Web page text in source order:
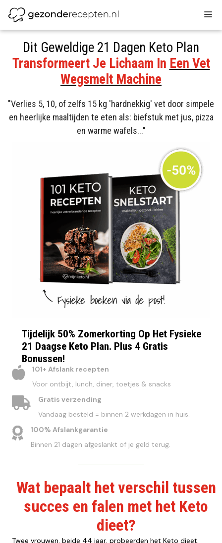
naar
de
Dit Geweldige 21 Dagen Keto Plan
Transformeert Je Lichaam In Een Vet
Wegsmelt Machine
"Verlies 5, 10, of zelfs 15 kg 'hardnekkig' vet door simpele
en heerlijke maaltijden te eten als: biefstuk met jus, pizza
en warme wafels..."
Tijdelijk 50% Zomerkorting Op Het Fysieke
21 Daagse Keto Plan. Plus 4 Gratis
Bonussen!
101+ Afslank recepten
Voor ontbijt, lunch, diner, toetjes & snacks
Gratis verzending
Vandaag besteld = binnen 2 werkdagen in huis.
100% Afslankgarantie
Binnen 21 dagen afgeslankt of je geld terug.
Wat bepaalt het verschil tussen
succes en falen met het Keto
dieet?
Twee vrouwen, beide 44 jaar, probeerden het Keto dieet.